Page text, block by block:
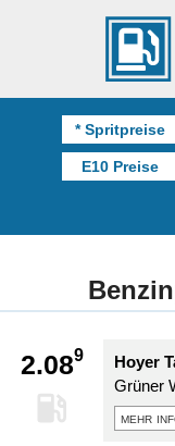
* Spritpreise
E10 Preise
2.089
Hoyer
Grüner
mehr